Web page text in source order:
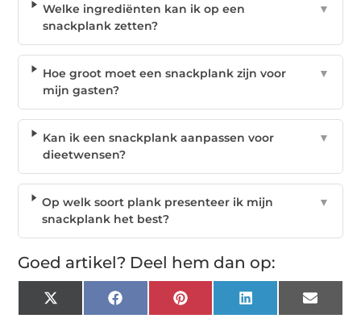
Welke ingrediënten kan ik op een
snackplank zetten?
▼
Hoe groot moet een snackplank zijn voor
mijn gasten?
▼
Kan ik een snackplank aanpassen voor
dieetwensen?
▼
Op welk soort plank presenteer ik mijn
snackplank het best?
▼
Goed artikel? Deel hem dan op:
X
(Twitter)
Facebook Pinterest LinkedIn Email